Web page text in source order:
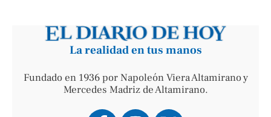
La realidad en tus manos
Fundado en 1936 por Napoleón Viera Altamirano y
Mercedes Madriz de Altamirano.